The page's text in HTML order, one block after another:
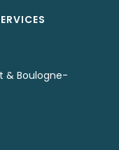
& Boulogne-